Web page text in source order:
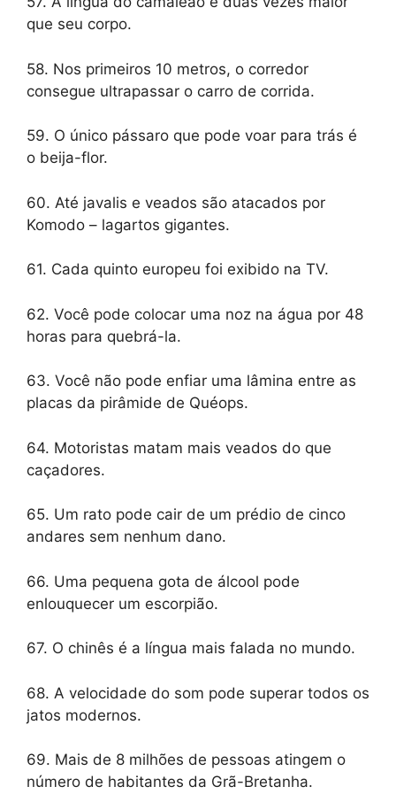
que seu corpo.
58. Nos primeiros 10 metros, o corredor
consegue ultrapassar o carro de corrida.
59. O único pássaro que pode voar para trás é
o beija-flor.
60. Até javalis e veados são atacados por
Komodo – lagartos gigantes.
61. Cada quinto europeu foi exibido na TV.
62. Você pode colocar uma noz na água por 48
horas para quebrá-la.
63. Você não pode enfiar uma lâmina entre as
placas da pirâmide de Quéops.
64. Motoristas matam mais veados do que
caçadores.
65. Um rato pode cair de um prédio de cinco
andares sem nenhum dano.
66. Uma pequena gota de álcool pode
enlouquecer um escorpião.
67. O chinês é a língua mais falada no mundo.
68. A velocidade do som pode superar todos os
jatos modernos.
69. Mais de 8 milhões de pessoas atingem o
número de habitantes da Grã-Bretanha.